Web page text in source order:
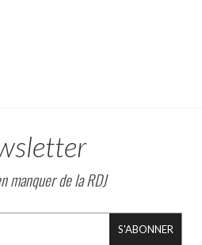
manquer de la RDJ
S'ABONNER